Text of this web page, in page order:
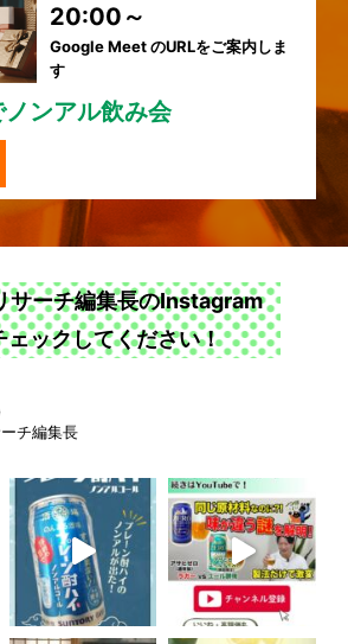
20:00～
Google Meet のURLをご案内しま
す
ンアル飲み会
サーチ編集長のInstagram
ェックしてください！
チ編集長